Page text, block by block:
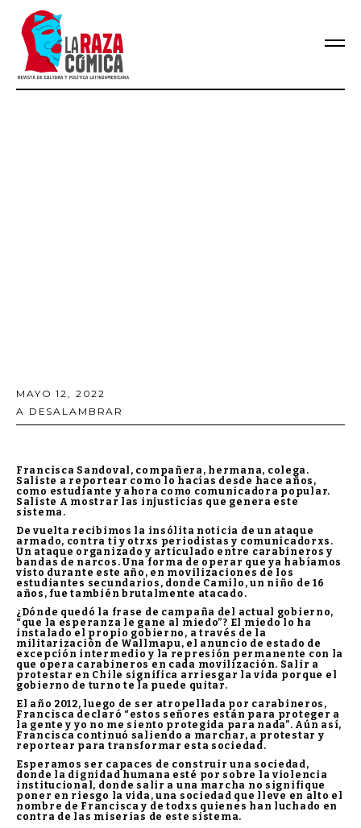
MAYO 12, 2022
A DESALAMBRAR
Francisca Sandoval, compañera, hermana, colega.
Saliste a reportear como lo hacías desde hace años,
como estudiante y ahora como comunicadora popular.
Saliste A mostrar las injusticias que genera este
sistema.
De vuelta recibimos la insólita noticia de un ataque
armado, contra ti y otrxs periodistas y comunicadorxs.
Un ataque organizado y articulado entre carabineros y
bandas de narcos. Una forma de operar que ya habíamos
visto durante este año, en movilizaciones de los
estudiantes secundarios, donde Camilo, un niño de 16
años, fue también brutalmente atacado.
¿Dónde quedó la frase de campaña del actual gobierno,
“que la esperanza le gane al miedo”? El miedo lo ha
instalado el propio gobierno, a través de la
militarización de Wallmapu, el anuncio de estado de
excepción intermedio y la represión permanente con la
que opera carabineros en cada movilización. Salir a
protestar en Chile significa arriesgar la vida porque el
gobierno de turno te la puede quitar.
El año 2012, luego de ser atropellada por carabineros,
Francisca declaró “estos señores están para proteger a
la gente y yo no me siento protegida para nada”. Aún así,
Francisca continuó saliendo a marchar, a protestar y
reportear para transformar esta sociedad.
Esperamos ser capaces de construir una sociedad,
donde la dignidad humana esté por sobre la violencia
institucional, donde salir a una marcha no signifique
poner en riesgo la vida, una sociedad que lleve en alto el
nombre de Francisca y de todxs quienes han luchado en
contra de las miserias de este sistema.